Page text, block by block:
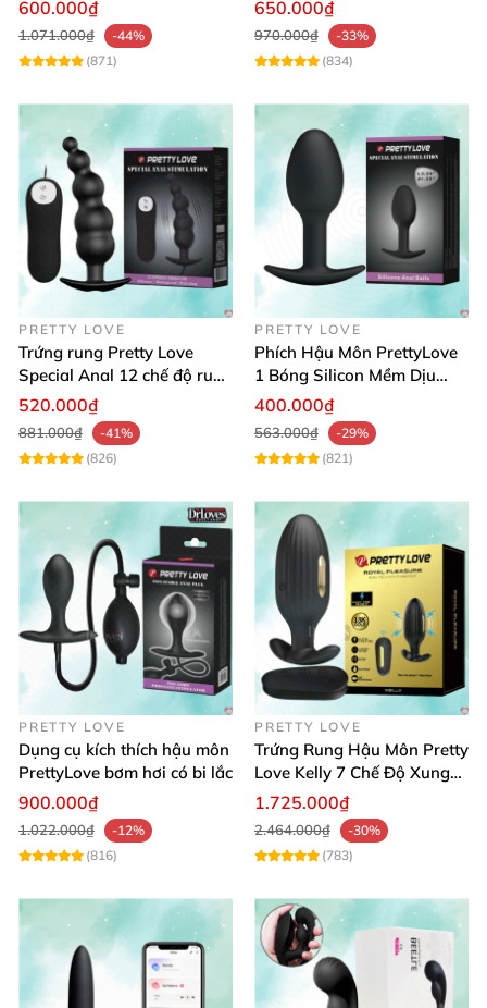
của bạn.
600.000₫
1.071.000₫
-44%
(871)
650.000₫
970.000₫
-33%
(834)
PRETTY LOVE
Trứng rung Pretty Love
Special Anal 12 chế độ rung
mạnh mẽ
520.000₫
881.000₫
-41%
(826)
PRETTY LOVE
Phích Hậu Môn PrettyLove
1 Bóng Silicon Mềm Dịu
Kích Thích Đê Mê
400.000₫
563.000₫
-29%
(821)
PRETTY LOVE
Dụng cụ kích thích hậu môn
PrettyLove bơm hơi có bi lắc
900.000₫
1.022.000₫
-12%
(816)
PRETTY LOVE
Trứng Rung Hậu Môn Pretty
Love Kelly 7 Chế Độ Xung
Điện Kích Thích
1.725.000₫
2.464.000₫
-30%
(783)